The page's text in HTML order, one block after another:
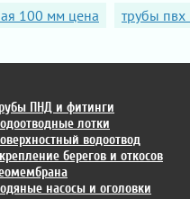
100 мм цена
трубы пвх
ПНД и фитинги
лотки
водоотвод
берегов и откосов
насосы и оголовки